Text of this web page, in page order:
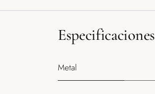
Especificaciones
Metal